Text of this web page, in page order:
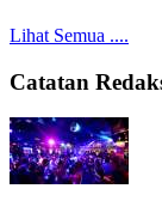
Lihat Semua ....
Catatan